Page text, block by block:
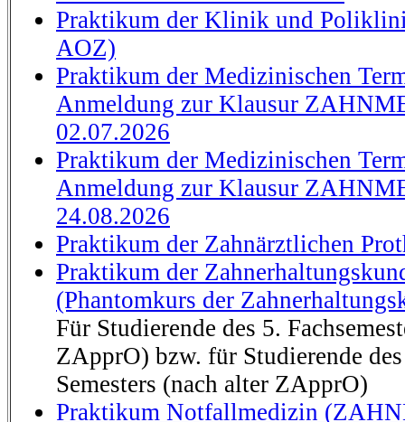
Praktikum der Klinik und
AOZ)
Praktikum der Medizinischen
Anmeldung zur Klausur
02.07.2026
Praktikum der Medizinischen
Anmeldung zur Klausur
24.08.2026
Praktikum der Zahnärztlichen
Praktikum der
(Phantomkurs der
Für Studierende des 5.
ZApprO) bzw. für Studierende
Semesters (nach alter ZApprO)
Praktikum Notfallmedizin